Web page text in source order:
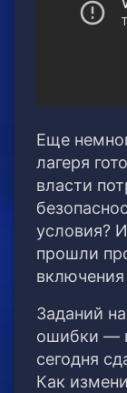
Еще
лагеря
власти
условия?
прошли
включения
Заданий
ошибки —
сегодня
Как